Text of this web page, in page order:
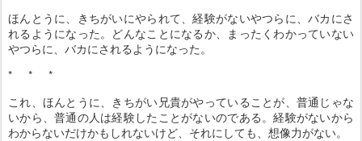
ほんとうに、きちがいにやられて、経験がないやつらに、バカにさ
れるようになった。どんなことになるか、まったくわかっていない
やつらに、バカにされるようになった。
* * *
これ、ほんとうに、きちがい兄貴がやっていることが、普通じゃな
いから、普通の人は経験したことがないのである。経験がないから
わからないだけかもしれないけど、それにしても、想像力がない。